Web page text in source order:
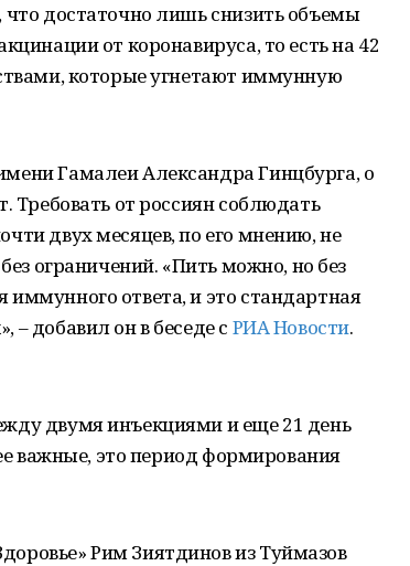
что достаточно лишь снизить объемы
от коронавируса, то есть на 42
которые угнетают иммунную
Гамалеи Александра Гинцбурга, о
Требовать от россиян соблюдать
двух месяцев, по его мнению, не
ограничений. «Пить можно, но без
ответа, и это стандартная
добавил он в беседе с РИА Новости.
двумя инъекциями и еще 21 день
важные, это период формирования
Рим Зиятдинов из Туймазов